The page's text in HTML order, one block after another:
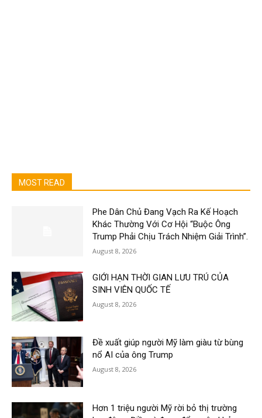
MOST READ
Phe Dân Chủ Đang Vạch Ra Kế Hoạch
Khác Thường Với Cơ Hội “Buộc Ông
Trump Phải Chịu Trách Nhiệm Giải Trình”.
August 8, 2026
GIỚI HẠN THỜI GIAN LƯU TRÚ CỦA
SINH VIÊN QUỐC TẾ
August 8, 2026
Đề xuất giúp người Mỹ làm giàu từ bùng
nổ AI của ông Trump
August 8, 2026
Hơn 1 triệu người Mỹ rời bỏ thị trường